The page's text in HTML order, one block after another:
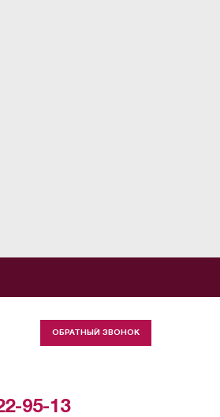
ОБРАТНЫЙ ЗВОНОК
95-13